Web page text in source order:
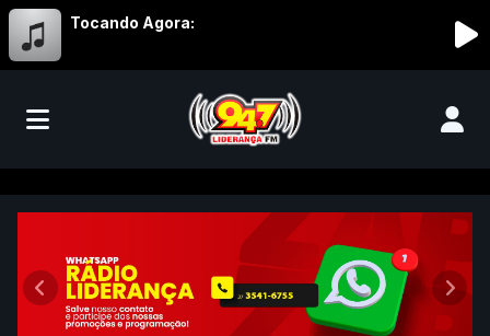
Tocando Agora:
Liderança FM 94,7 - Abaeté/MG
Anterior